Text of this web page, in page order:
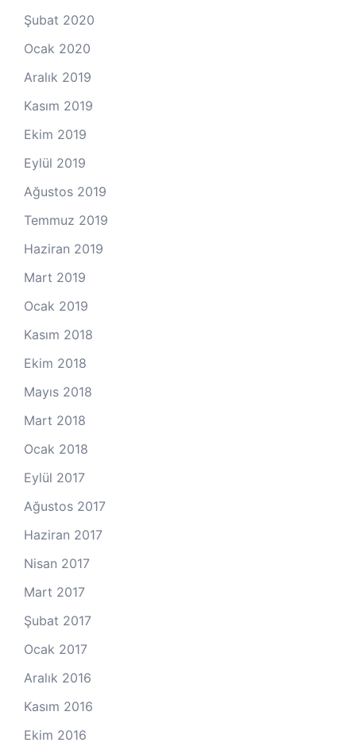
Şubat 2020
Ocak 2020
Aralık 2019
Kasım 2019
Ekim 2019
Eylül 2019
Ağustos 2019
Temmuz 2019
Haziran 2019
Mart 2019
Ocak 2019
Kasım 2018
Ekim 2018
Mayıs 2018
Mart 2018
Ocak 2018
Eylül 2017
Ağustos 2017
Haziran 2017
Nisan 2017
Mart 2017
Şubat 2017
Ocak 2017
Aralık 2016
Kasım 2016
Ekim 2016